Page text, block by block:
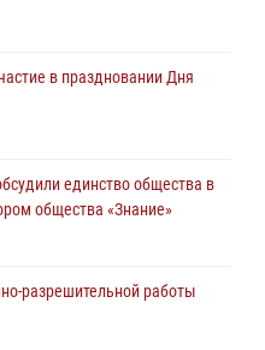
с частными
в праздновании Дня
единство общества в
общества «Знание»
разрешительной работы